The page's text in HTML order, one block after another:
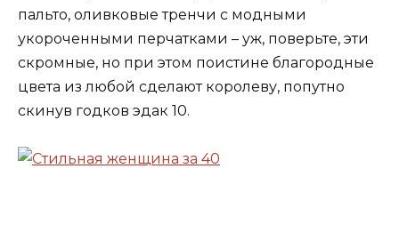
пальто, оливковые тренчи с модными
укороченными перчатками – уж, поверьте, эти
скромные, но при этом поистине благородные
цвета из любой сделают королеву, попутно
скинув годков эдак 10.